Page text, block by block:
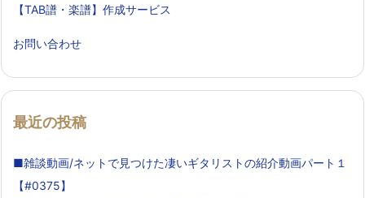
【TAB譜・楽譜】作成サービス
お問い合わせ
最近の投稿
■雑談動画/ネットで見つけた凄いギタリストの紹介動画パート１
【#0375】